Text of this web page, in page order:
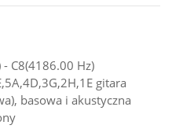
C8(4186.00 Hz)
gitara
basowa i akustyczna